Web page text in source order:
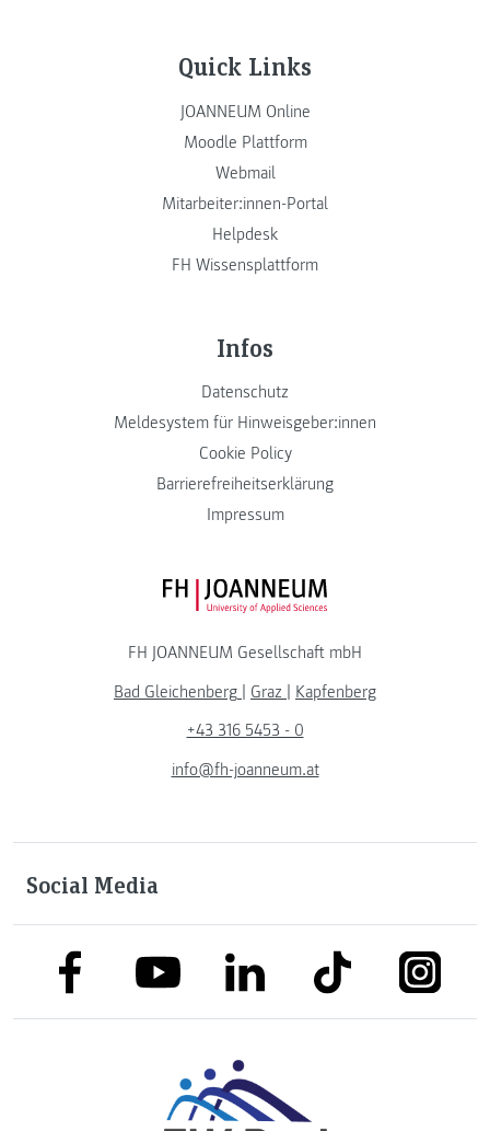
Quick Links
JOANNEUM Online
Moodle Plattform
Webmail
Mitarbeiter:innen-Portal
Helpdesk
FH Wissensplattform
Infos
Datenschutz
Meldesystem für Hinweisgeber:innen
Cookie Policy
Barrierefreiheitserklärung
Impressum
FH JOANNEUM Logo
FH JOANNEUM Gesellschaft mbH
Bad Gleichenberg | Graz | Kapfenberg
+43 316 5453 - 0
info@fh-joanneum.at
Social Media
link to facebooklink to youtubelink to linkedinlink to tiktok link to